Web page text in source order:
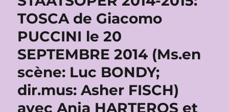
TOSCA de Giacomo
PUCCINI le 20
SEPTEMBRE 2014 (Ms.en
scène: Luc BONDY;
dir.mus: Asher FISCH)
avec Anja HARTEROS et